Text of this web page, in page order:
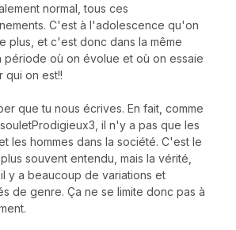
normal, tous ces
C'est à l'adolescence qu'on
plus, et c'est donc dans la même
période où on évolue et où on essaie
qui on est!!
que tu nous écrives. En fait, comme
il n'y a pas que les
les hommes dans la société. C'est le
souvent entendu, mais la vérité,
y a beaucoup de variations et
de genre. Ça ne se limite donc pas à